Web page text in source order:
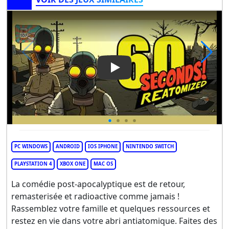
Play Video: 60 Seconds!
PC WINDOWS ANDROID IOS IPHONE NINTENDO SWITCH
PLAYSTATION 4 XBOX ONE MAC OS
La comédie post-apocalyptique est de retour,
remasterisée et radioactive comme jamais !
Rassemblez votre famille et quelques ressources et
restez en vie dans votre abri antiatomique. Faites des